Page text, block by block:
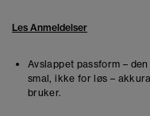
Les Anmeldelser
Avslappet passform –
smal, ikke for løs –
bruker.